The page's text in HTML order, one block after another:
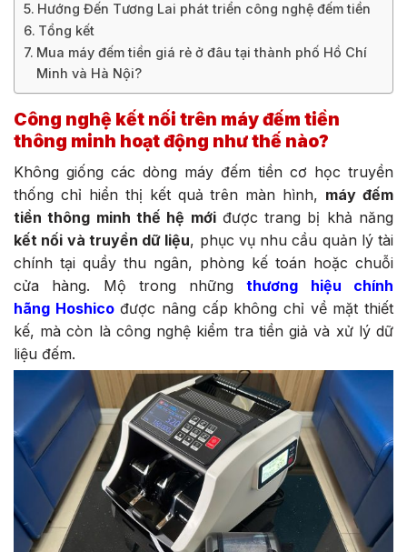
Hướng Đến Tương Lai phát triển công nghệ đếm tiền
Tổng kết
Mua máy đếm tiền giá rẻ ở đâu tại thành phố Hồ Chí
Minh và Hà Nội?
Công nghệ kết nối trên máy đếm tiền
thông minh hoạt động như thế nào?
Không giống các dòng máy đếm tiền cơ học truyền
thống chỉ hiển thị kết quả trên màn hình, máy đếm
tiền thông minh thế hệ mớiđược trang bị khả năng
kết nối và truyền dữ liệu, phục vụ nhu cầu quản lý tài
chính tại quầy thu ngân, phòng kế toán hoặc chuỗi
cửa hàng. Mộ trong nhữngthương hiệu chính
hãng Hoshicođược nâng cấp không chỉ về mặt thiết
kế, mà còn là công nghệ kiểm tra tiền giả và xử lý dữ
liệu đếm.